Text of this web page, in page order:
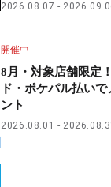
2026.08.07
開催中
8月・対象店舗限定
ド・ポケパル払い
ント
2026.08.01